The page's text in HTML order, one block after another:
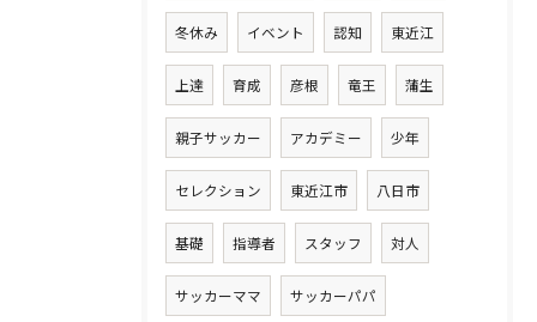
冬休み イベント 認知 東近江
上達 育成 彦根 竜王 蒲生
親子サッカー アカデミー 少年
セレクション 東近江市 八日市
基礎 指導者 スタッフ 対人
サッカーママ サッカーパパ